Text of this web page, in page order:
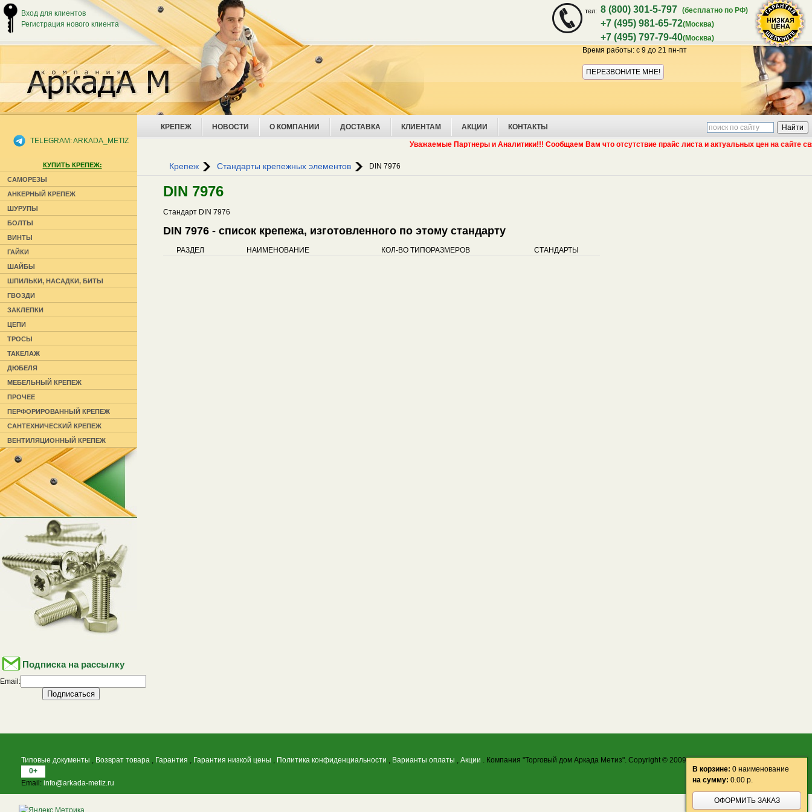
тел: 8 (800) 301-5-797 (бесплатно по РФ)
+7 (495) 981-65-72(Москва)
+7 (495) 797-79-40(Москва)
Время работы: с 9 до 21 пн-пт
ПЕРЕЗВОНИТЕ МНЕ!
Акция:
КРЕПЕЖ НОВОСТИ О КОМПАНИИ ДОСТАВКА КЛИЕНТАМ АКЦИИ КОНТАКТЫ
Уважаемые Партнеры и Аналитики!!! Сообщаем Вам что отсутствие прайс листа и актуальных цен на сайте
Крепеж Стандарты крепежных элементов DIN 7976
DIN 7976
Стандарт DIN 7976
DIN 7976 - список крепежа, изготовленного по этому стандарту
РАЗДЕЛ НАИМЕНОВАНИЕ КОЛ-ВО ТИПОРАЗМЕРОВ СТАНДАРТЫ
TELEGRAM: ARKADA_METIZ
КУПИТЬ КРЕПЕЖ:
САМОРЕЗЫ
АНКЕРНЫЙ КРЕПЕЖ
ШУРУПЫ
БОЛТЫ
ВИНТЫ
ГАЙКИ
ШАЙБЫ
ШПИЛЬКИ, НАСАДКИ, БИТЫ
ГВОЗДИ
ЗАКЛЕПКИ
ЦЕПИ
ТРОСЫ
ТАКЕЛАЖ
ДЮБЕЛЯ
МЕБЕЛЬНЫЙ КРЕПЕЖ
ПРОЧЕЕ
ПЕРФОРИРОВАННЫЙ КРЕПЕЖ
САНТЕХНИЧЕСКИЙ КРЕПЕЖ
ВЕНТИЛЯЦИОННЫЙ КРЕПЕЖ
Подписка на рассылку
Email:
В корзине: 0 наименование
на сумму: 0.00 р.
ОФОРМИТЬ ЗАКАЗ
Типовые документы , Возврат товара , Гарантия , Гарантия низкой цены , Политика конфиденциальности , Варианты оплаты , Акции . Компания "Торговый дом Аркада Метиз". Copyright © 2009-2026 ООО "ТД Аркада Метиз"
0+
Email: info@arkada-metiz.ru
Вход для клиентов
Регистрация нового клиента